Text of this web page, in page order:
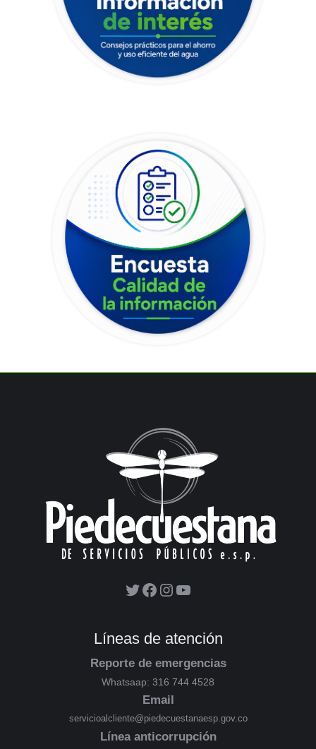
Líneas de atención
Reporte de emergencias
Whatsaap: 316 744 4528
Email
servicioalcliente@piedecuestanaesp.gov.co
Línea anticorrupción